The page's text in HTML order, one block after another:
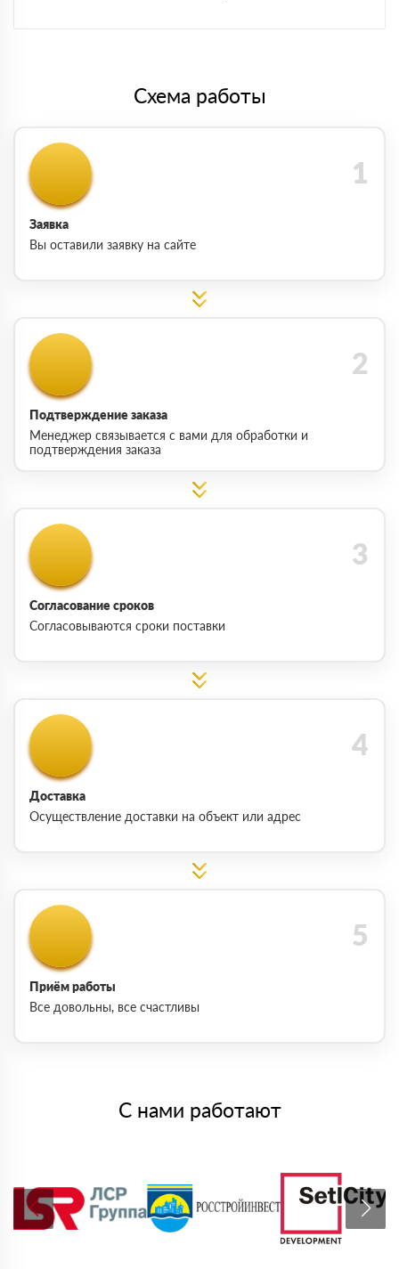
Схема работы
Заявка
Вы оставили заявку на сайте
Подтверждение заказа
Менеджер связывается с вами для обработки и
подтверждения заказа
Согласование сроков
Согласовываются сроки поставки
Доставка
Осуществление доставки на объект или адрес
Приём работы
Все довольны, все счастливы
С нами работают